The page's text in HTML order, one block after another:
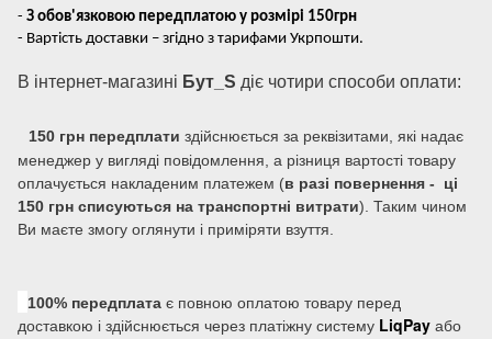
- З обов'язковою передплатою у розмірі 150грн
- Вартість доставки – згідно з тарифами Укрпошти.
В інтернет-магазині Бут_S діє чотири способи оплати:
150 грн передплати здійснюється за реквізитами, які надає
менеджер у вигляді повідомлення, а різниця вартості товару
оплачується накладеним платежем (в разі повернення - ці
150 грн списуються на транспортні витрати). Таким чином
Ви маєте змогу оглянути і приміряти взуття.
100% передплата є повною оплатою товару перед
доставкою і здійснюється через платіжну систему LiqPay або